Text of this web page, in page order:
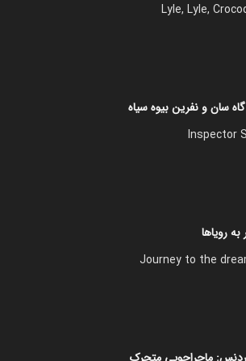
Lyle, Lyle,
سان و نفرین بیوه سیاه
Inspector
رویاها
Journey to the